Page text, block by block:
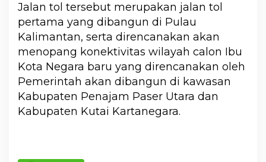
Jalan tol tersebut merupakan jalan tol
pertama yang dibangun di Pulau
Kalimantan, serta direncanakan akan
menopang konektivitas wilayah calon Ibu
Kota Negara baru yang direncanakan oleh
Pemerintah akan dibangun di kawasan
Kabupaten Penajam Paser Utara dan
Kabupaten Kutai Kartanegara.